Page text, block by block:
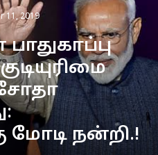
11, 2019
மோடி நன்றி.!